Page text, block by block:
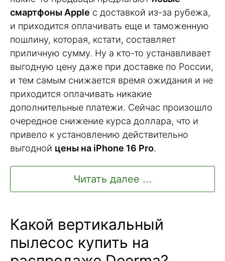
смартфоны Apple с доставкой из-за рубежа,
и приходится оплачивать еще и таможенную
пошлину, которая, кстати, составляет
приличную сумму. Ну а кто-то устанавливает
выгодную цену даже при доставке по России,
и тем самым снижается время ожидания и не
приходится оплачивать никакие
дополнительные платежи. Сейчас произошло
очередное снижение курса доллара, что и
привело к установлению действительно
выгодной цены на iPhone 16 Pro.
Читать далее ...
Какой вертикальный
пылесос купить на